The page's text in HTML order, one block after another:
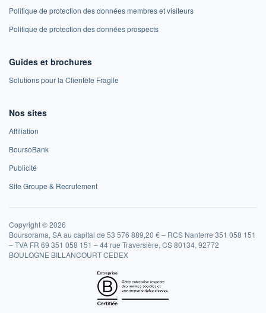
Politique de protection des données membres et visiteurs
Politique de protection des données prospects
Guides et brochures
Solutions pour la Clientèle Fragile
Nos sites
Affiliation
BoursoBank
Publicité
Site Groupe & Recrutement
Copyright © 2026
Boursorama, SA au capital de 53 576 889,20 € – RCS Nanterre 351 058 151
– TVA FR 69 351 058 151 – 44 rue Traversière, CS 80134, 92772
BOULOGNE BILLANCOURT CEDEX